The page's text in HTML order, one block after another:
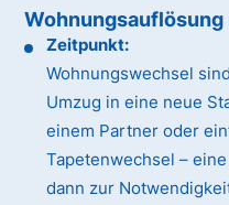
Zeitpunkt:
Wohnungswechsel
Umzug in eine neue
einem Partner oder
Tapetenwechsel –
dann zur